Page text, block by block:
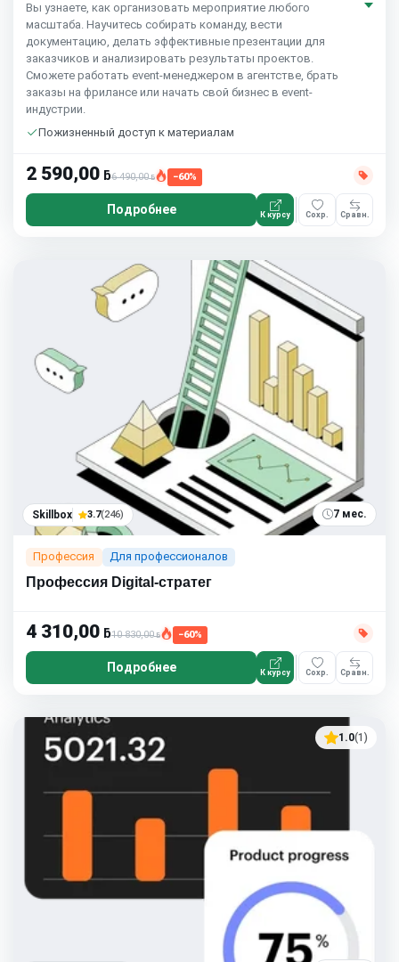
Вы узнаете, как организовать мероприятие любого
масштаба. Научитесь собирать команду, вести
документацию, делать эффективные презентации для
заказчиков и анализировать результаты проектов.
Сможете работать event-менеджером в агентстве, брать
заказы на фрилансе или начать свой бизнес в event-
индустрии.
Пожизненный доступ к материалам
2 590,00 ƃ6 490,00ƃ −60%
Подробнее К курсу Сохр. Сравн.
Skillbox 3.7(246) 7 мес.
Профессия Для профессионалов
Профессия Digital-стратег
4 310,00 ƃ10 830,00ƃ −60%
Подробнее К курсу Сохр. Сравн.
1.0(1)